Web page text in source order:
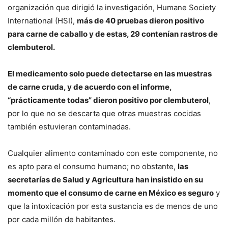
organización que dirigió la investigación, Humane Society
International (HSI), más de 40 pruebas dieron positivo
para carne de caballo y de estas, 29 contenían rastros de
clembuterol.
El medicamento solo puede detectarse en las muestras
de carne cruda, y de acuerdo con el informe,
“prácticamente todas” dieron positivo por clembuterol,
por lo que no se descarta que otras muestras cocidas
también estuvieran contaminadas.
Cualquier alimento contaminado con este componente, no
es apto para el consumo humano; no obstante, las
secretarías de Salud y Agricultura han insistido en su
momento que el consumo de carne en México es seguro y
que la intoxicación por esta sustancia es de menos de uno
por cada millón de habitantes.